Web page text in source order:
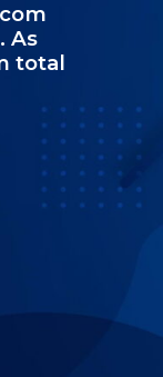
As
total